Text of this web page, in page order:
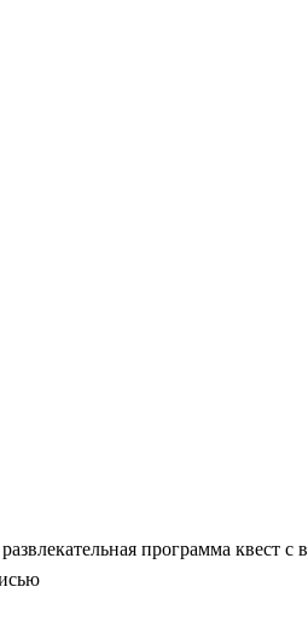
программа квест с